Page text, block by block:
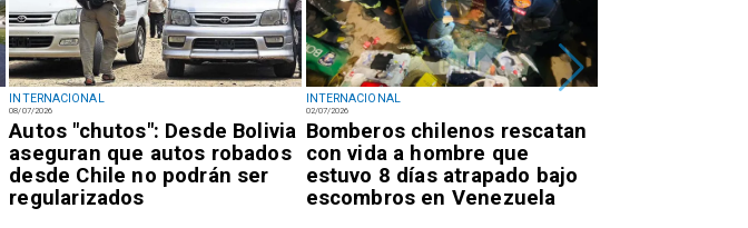
INTERNACIONAL
08/07/2026
Autos "chutos": Desde Bolivia
aseguran que autos robados
desde Chile no podrán ser
regularizados
INTERNACIONAL
02/07/2026
Bomberos chilenos rescatan
con vida a hombre que
estuvo 8 días atrapado bajo
escombros en Venezuela